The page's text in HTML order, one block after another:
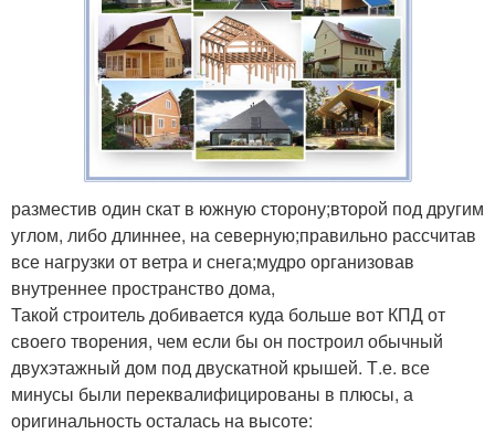
разместив один скат в южную сторону;второй под другим
углом, либо длиннее, на северную;правильно рассчитав
все нагрузки от ветра и снега;мудро организовав
внутреннее пространство дома,
Такой строитель добивается куда больше вот КПД от
своего творения, чем если бы он построил обычный
двухэтажный дом под двускатной крышей. Т.е. все
минусы были переквалифицированы в плюсы, а
оригинальность осталась на высоте: